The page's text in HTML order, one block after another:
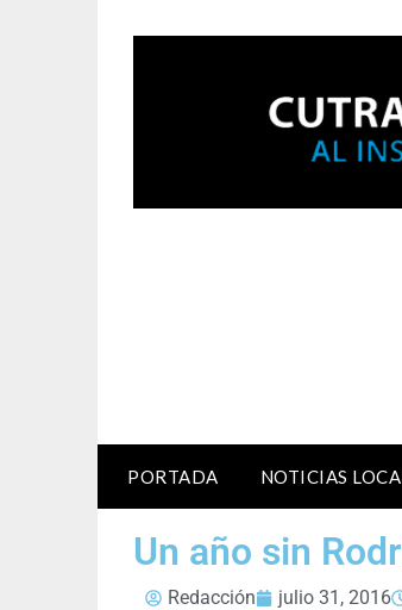
PORTADA NOTICIAS
Un año sin
Redacción julio 31, 2016